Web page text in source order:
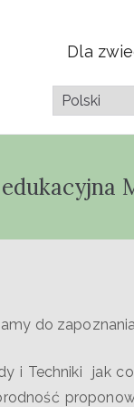
Dla
do
i Techniki jak co